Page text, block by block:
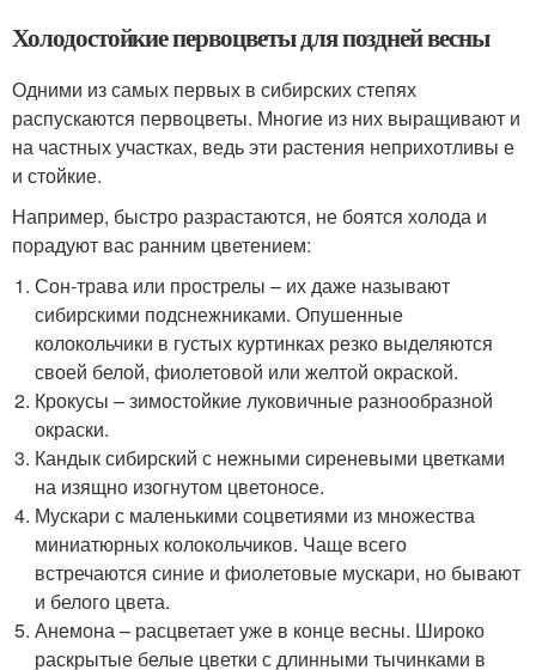
Холодостойкие первоцветы для поздней весны
Одними из самых первых в сибирских степях
распускаются первоцветы. Многие из них выращивают и
на частных участках, ведь эти растения неприхотливы е
и стойкие.
Например, быстро разрастаются, не боятся холода и
порадуют вас ранним цветением:
Сон-трава или прострелы – их даже называют
сибирскими подснежниками. Опушенные
колокольчики в густых куртинках резко выделяются
своей белой, фиолетовой или желтой окраской.
Крокусы – зимостойкие луковичные разнообразной
окраски.
Кандык сибирский с нежными сиреневыми цветками
на изящно изогнутом цветоносе.
Мускари с маленькими соцветиями из множества
миниатюрных колокольчиков. Чаще всего
встречаются синие и фиолетовые мускари, но бывают
и белого цвета.
Анемона – расцветает уже в конце весны. Широко
раскрытые белые цветки с длинными тычинками в